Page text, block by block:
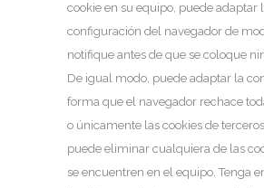
cookie en su equipo, puede adaptar
configuración del navegador de
notifique antes de que se coloque
De igual modo, puede adaptar la
forma que el navegador rechace
o únicamente las cookies de
puede eliminar cualquiera de las
se encuentren en el equipo. Tenga